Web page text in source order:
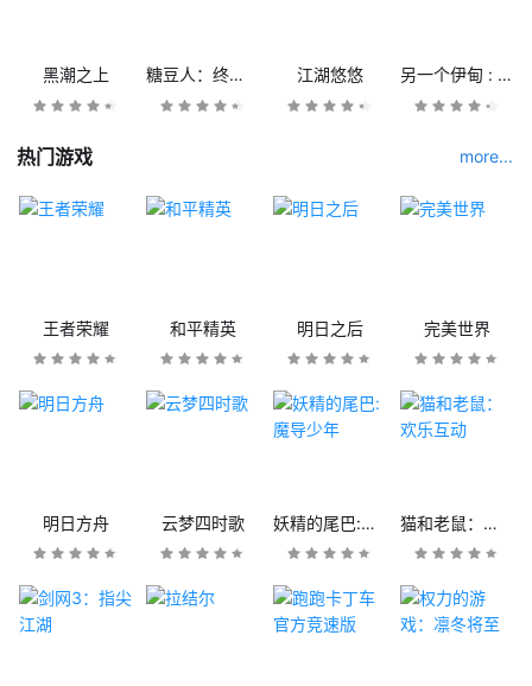
黑潮之上 糖豆人：终极淘汰赛 江湖悠悠 另一个伊甸 : 超越时空的猫
热门游戏 more...
王者荣耀 和平精英 明日之后 完美世界
明日方舟 云梦四时歌 妖精的尾巴:魔导少年 猫和老鼠：欢乐互动